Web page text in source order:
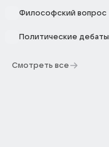
Философский вопрос
Политические дебаты
Смотреть все